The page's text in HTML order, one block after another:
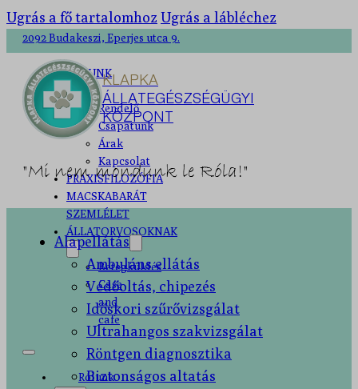
Ugrás a fő tartalomhoz Ugrás a lábléchez
2092 Budakeszi, Eperjes utca 9.
RÓLUNK
Rendelő
Csapatunk
Árak
Kapcsolat
PRAXISFILOZÓFIA
MACSKABARÁT
SZEMLÉLET
ÁLLATORVOSOKNAK
Betegküldés
Case
and
cafe
Rólunk
KLAPKA
ÁLLATEGÉSZSÉGÜGYI
KÖZPONT
"Mi nem mondunk le Róla!"
Alapellátás
Ambuláns ellátás
Védőoltás, chipezés
Időskori szűrővizsgálat
Ultrahangos szakvizsgálat
Röntgen diagnosztika
Biztonságos altatás